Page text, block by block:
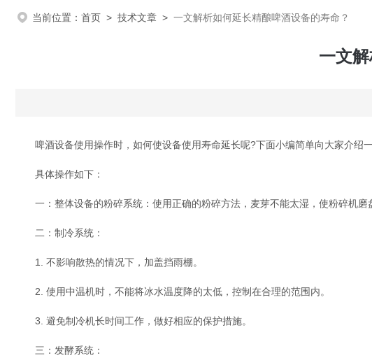
当前位置： 首页 > 技术文章 > 一文解析如何延长精酿啤酒设备的寿命？
一文
啤酒设备使用操作时，如何使设备使用寿命延长呢?下面小编简单向大家介绍一
具体操作如下：
一：整体设备的粉碎系统：使用正确的粉碎方法，麦芽不能太湿，使粉碎机磨
二：制冷系统：
1. 不影响散热的情况下，加盖挡雨棚。
2. 使用中温机时，不能将冰水温度降的太低，控制在合理的范围内。
3. 避免制冷机长时间工作，做好相应的保护措施。
三：发酵系统：